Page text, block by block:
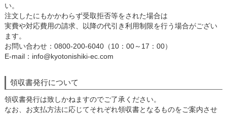
い。
注文したにもかかわらず受取拒否等をされた場合は
実費や対応費用の請求、以降の代引き利用制限を行う場合がござい
ます。
お問い合わせ：0800-200-6040（10：00～17：00）
E-mail：info@kyotonishiki-ec.com
領収書発行について
領収書発行は致しかねますのでご了承ください。
なお、お支払方法に応じてそれぞれ領収書となるものをご案内させ